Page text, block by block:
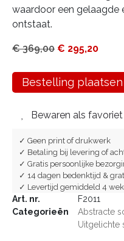
waardoor een gelaagde
ontstaat.
€369,00 € 295,20
Bestelling plaatsen
Bewaren als favoriet
✓ Geen print of drukwerk
✓ Betaling bij levering of
✓ Gratis persoonlijke
✓ 14 dagen bedenktijd &
✓ Levertijd gemiddeld 4
Art. nr.
F2011
Categorieën
Abstracte
Uitgelichte